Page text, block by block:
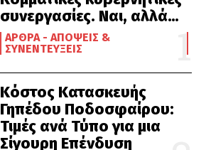
συνεργασίες. Ναι, αλλά…
ΆΡΘΡΑ - ΑΠΌΨΕΙΣ &
ΣΥΝΕΝΤΕΎΞΕΙΣ
Κόστος Κατασκευής
Γηπέδου Ποδοσφαίρου:
Τιμές ανά Τύπο για μια
Σίγουρη Επένδυση